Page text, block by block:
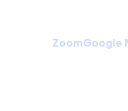
ZoomGoogle